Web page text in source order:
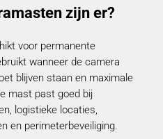
zijn er?
voor permanente
wanneer de camera
blijven staan en maximale
mast past goed bij
logistieke locaties,
en perimeterbeveiliging.